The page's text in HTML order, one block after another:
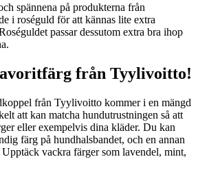
spännena på produkterna från
i roséguld för att kännas lite extra
passar dessutom extra bra ihop
från Tyylivoitto!
från Tyylivoitto kommer i en mängd
att kan matcha hundutrustningen så att
eller exempelvis dina kläder. Du kan
färg på hundhalsbandet, och en annan
vackra färger som lavendel, mint,